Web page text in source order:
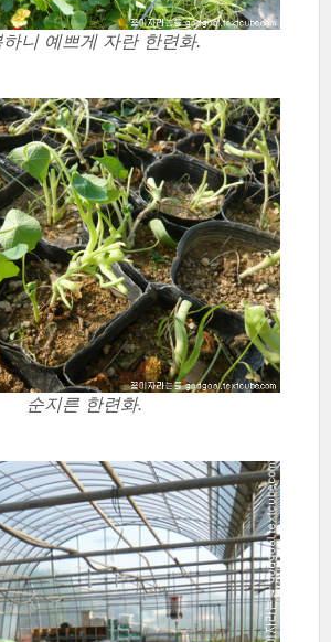
하니 예쁘게 자란 한련화.
순지른 한련화.